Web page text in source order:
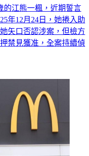
的江熊一楓，近期誓言
年12月24日，她捲入助
矢口否認涉案，但檢方
禁見獲准，全案持續偵